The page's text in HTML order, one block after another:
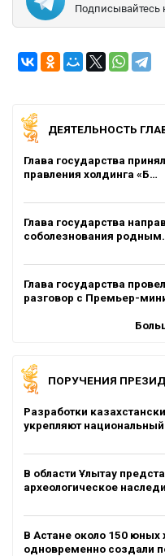
Подписывайтесь
ДЕЯТЕЛЬНОСТЬ
Глава государства
правления холдинга «Б…
Глава государства
соболезнования
Глава государства
разговор с Премьер-
ПОРУЧЕНИЯ
Разработки
укрепляют
В области Ұлытау
археологическое
В Астане около 150
одновременно создали